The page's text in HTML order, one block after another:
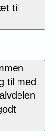
til
til med